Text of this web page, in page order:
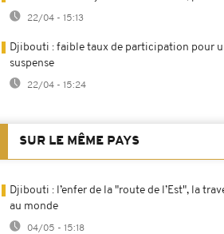
22/04 - 15:13
Djibouti : faible taux de participation pour
suspense
22/04 - 15:24
SUR LE MÊME PAYS
Djibouti : l’enfer de la "route de l’Est", la
au monde
04/05 - 15:18